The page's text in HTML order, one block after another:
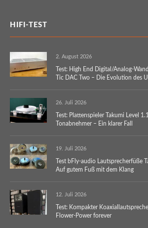
HIFI-TEST
2. August 2026
Test: High End Digital/Analog-
Tic DAC Two – Die Evolution des
26. Juli 2026
Test: Plattenspieler Takumi Level
Tonabnehmer – Ein klarer Fall
19. Juli 2026
Test bFly-audio Lautsprecherfüße
Auf gutem Fuß mit dem Klang
12. Juli 2026
Test: Kompakter
Flower-Power forever